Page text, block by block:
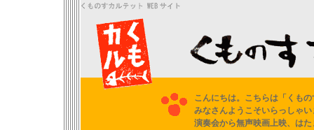
こんにちは。こちらは「くも
みなさんようこそいらっしゃい
演奏会から無声映画上映、は